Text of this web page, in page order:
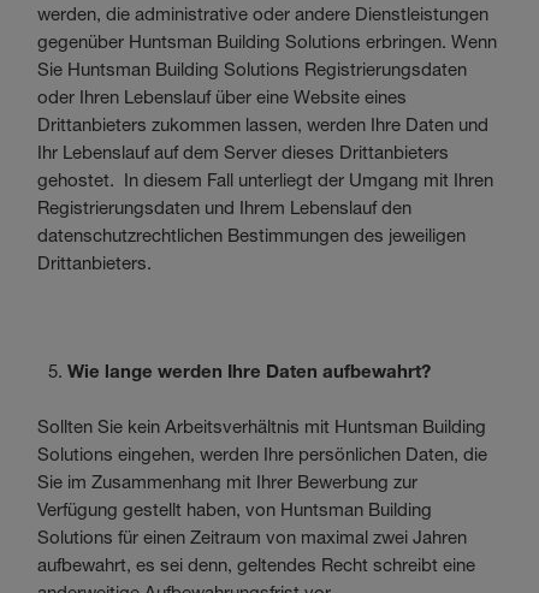
werden, die administrative oder andere Dienstleistungen
gegenüber Huntsman Building Solutions erbringen. Wenn
Sie Huntsman Building Solutions Registrierungsdaten
oder Ihren Lebenslauf über eine Website eines
Drittanbieters zukommen lassen, werden Ihre Daten und
Ihr Lebenslauf auf dem Server dieses Drittanbieters
gehostet. In diesem Fall unterliegt der Umgang mit Ihren
Registrierungsdaten und Ihrem Lebenslauf den
datenschutzrechtlichen Bestimmungen des jeweiligen
Drittanbieters.
Wie lange werden Ihre Daten aufbewahrt?
Sollten Sie kein Arbeitsverhältnis mit Huntsman Building
Solutions eingehen, werden Ihre persönlichen Daten, die
Sie im Zusammenhang mit Ihrer Bewerbung zur
Verfügung gestellt haben, von Huntsman Building
Solutions für einen Zeitraum von maximal zwei Jahren
aufbewahrt, es sei denn, geltendes Recht schreibt eine